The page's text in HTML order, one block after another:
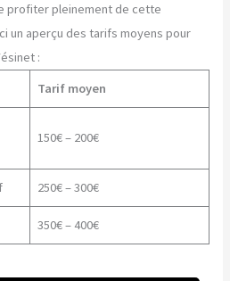
profiter pleinement de cette
un aperçu des tarifs moyens pour
:
Tarif moyen
150€ – 200€
250€ – 300€
350€ – 400€